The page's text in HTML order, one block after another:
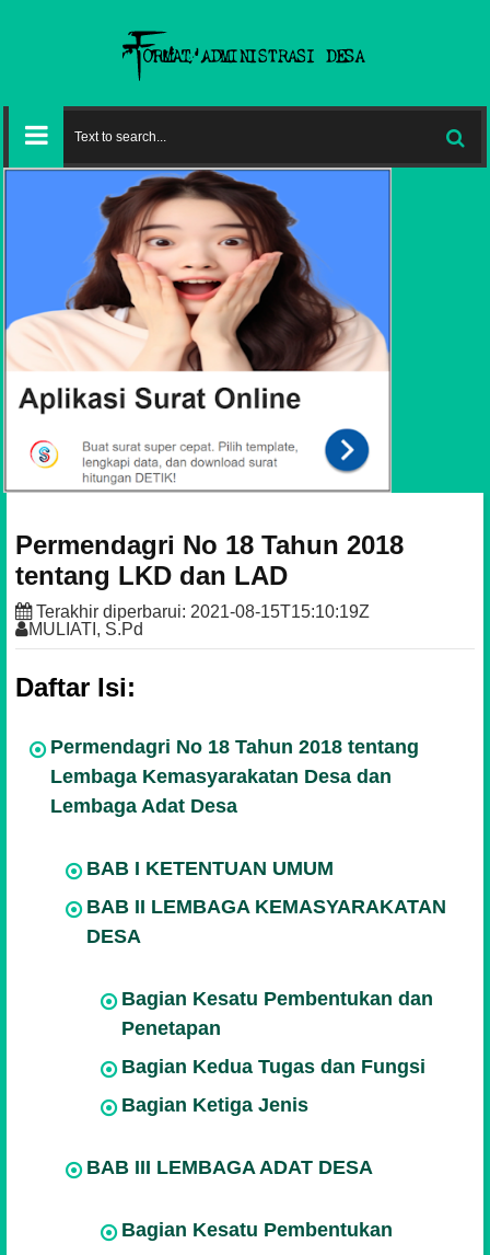
Permendagri No 18 Tahun 2018
tentang LKD dan LAD
Terakhir diperbarui: 2021-08-15T15:10:19Z
MULIATI, S.Pd
Daftar Isi:
Permendagri No 18 Tahun 2018 tentang
Lembaga Kemasyarakatan Desa dan
Lembaga Adat Desa
BAB I KETENTUAN UMUM
BAB II LEMBAGA KEMASYARAKATAN
DESA
Bagian Kesatu Pembentukan dan
Penetapan
Bagian Kedua Tugas dan Fungsi
Bagian Ketiga Jenis
BAB III LEMBAGA ADAT DESA
Bagian Kesatu Pembentukan